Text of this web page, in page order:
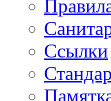
Ссылки